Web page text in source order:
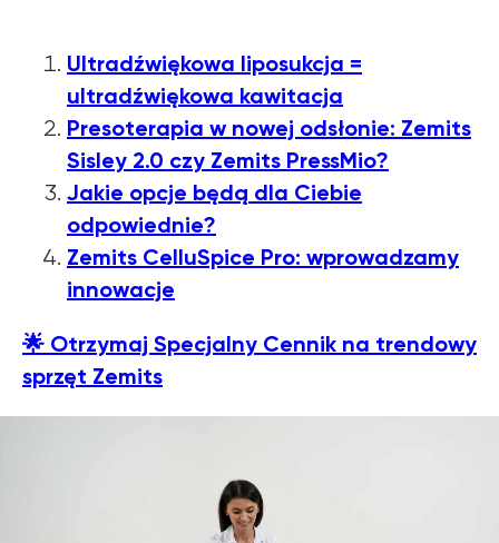
Ultradźwiękowa liposukcja =
ultradźwiękowa kawitacja
Presoterapia w nowej odsłonie: Zemits
Sisley 2.0 czy Zemits PressMio?
Jakie opcje będą dla Ciebie
odpowiednie?
Zemits CelluSpice Pro: wprowadzamy
innowacje
🌟 Otrzymaj Specjalny Cennik na trendowy
sprzęt Zemits